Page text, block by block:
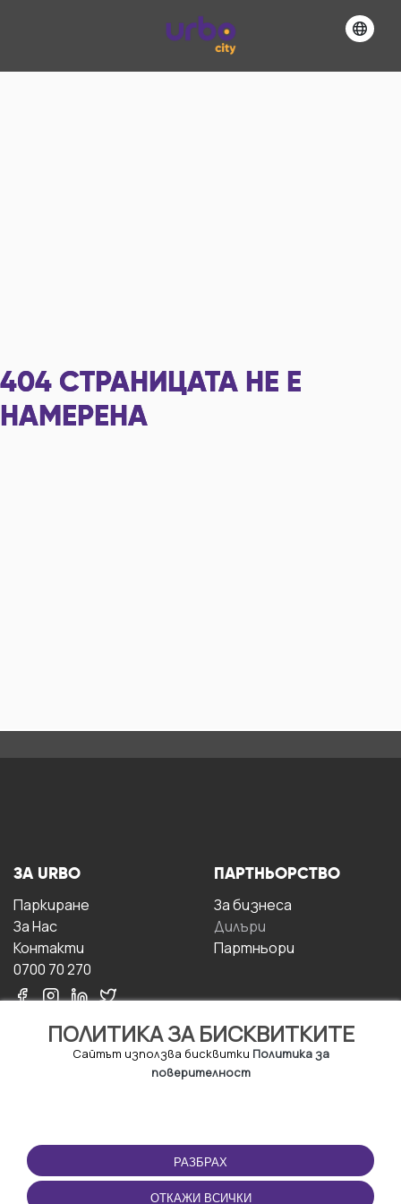
404 СТРАНИЦАТА НЕ Е
НАМЕРЕНА
ПОЛИТИКА ЗА БИСКВИТКИТЕ
Сайтът използва бисквитки Политика за
поверителност
РАЗБРАХ
ОТКАЖИ ВСИЧКИ
ЗА URBO
Паркиране
За Hас
Контакти
0700 70 270
ПАРТНЬОРСТВО
За бизнесa
Дилъри
Партньори
ПОЛЗВАНЕ
Правила и условия за
ползване
ПРИЛОЖЕНИЕТО